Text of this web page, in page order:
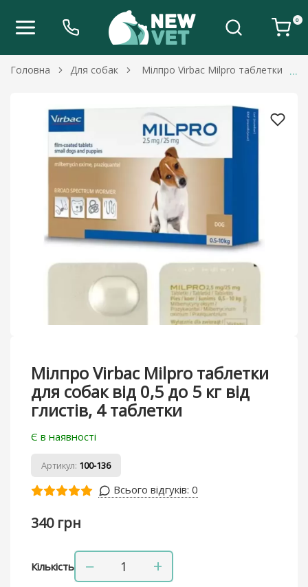
0
Головна Для собак Мілпро Virbac Milpro таблетки для
Мілпро Virbac Milpro таблетки
для собак від 0,5 до 5 кг від
глистів, 4 таблетки
Є в наявності
Артикул: 100-136
Всього відгуків: 0
340 грн
Кількість − +